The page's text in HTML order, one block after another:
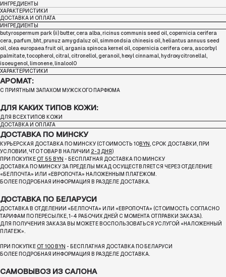
ИНГРЕДИЕНТЫ
ХАРАКТЕРИСТИКИ
ДОСТАВКА И ОПЛАТА
ИНГРЕДИЕНТЫ
butyrospermum park (ii) butter, cera alba, ricinus communis seed oil, copernicia cerifera
cera, parfum, bht, prunuz amygdaluz oil, simmondsia chinesis oil, heliantus annuus seed
oil, olea europaea fruit oil, argania spinoca kernel oil, copernicia cerifera cera, ascorbyl
palmitate, tocopherol, citral, citronellol, geranoil, hexyl cinnamal, hydroxycitronellal,
isoeugenol, limonene, linalool0
ХАРАКТЕРИСТИКИ
АРОМАТ:
С ПРИЯТНЫМ ЗАПАХОМ МУЖСКОГО ПАРФЮМА
ДЛЯ КАКИХ ТИПОВ КОЖИ:
ДЛЯ ВСЕХ ТИПОВ КОЖИ
ДОСТАВКА И ОПЛАТА
ДОСТАВКА ПО МИНСКУ
КУРЬЕРСКАЯ ДОСТАВКА ПО МИНСКУ (СТОИМОСТЬ 10BYN, СРОК ДОСТАВКИ, ПРИ
УСЛОВИИ, ЧТО ТОВАР В НАЛИЧИИ 2-3 ДНЯ )
ПРИ ПОКУПКЕ ОТ 55 BYN - БЕСПЛАТНАЯ ДОСТАВКА ПО МИНСКУ
ДОСТАВКА ПО МИНСКУ ЗА ПРЕДЕЛЫ МКАД ОСУЩЕСТВЛЯЕТСЯ ЧЕРЕЗ ОТДЕЛЕНИЕ
«БЕЛПОЧТА» ИЛИ «ЕВРОПОЧТА» НАЛОЖЕННЫМ ПЛАТЕЖОМ.
БОЛЕЕ ПОДРОБНАЯ ИНФОРМАЦИЯ В РАЗДЕЛЕ ДОСТАВКА.
ДОСТАВКА ПО БЕЛАРУСИ
ДОСТАВКА В ОТДЕЛЕНИИ «БЕЛПОЧТА» ИЛИ «ЕВРОПОЧТА» (СТОИМОСТЬ СОГЛАСНО
ТАРИФАМ ПО ПЕРЕСЫЛКЕ, 1-4 РАБОЧИХ ДНЕЙ С МОМЕНТА ОТПРАВКИ ЗАКАЗА).
ДЛЯ ПОЛУЧЕНИЯ ЗАКАЗА ВЫ МОЖЕТЕ ВОСПОЛЬЗОВАТЬСЯ УСЛУГОЙ «НАЛОЖЕННЫЙ
ПЛАТЕЖ».
ПРИ ПОКУПКЕ ОТ 100 BYN - БЕСПЛАТНАЯ ДОСТАВКА ПО БЕЛАРУСИ
БОЛЕЕ ПОДРОБНАЯ ИНФОРМАЦИЯ В РАЗДЕЛЕ ДОСТАВКА.
САМОВЫВОЗ ИЗ САЛОНА